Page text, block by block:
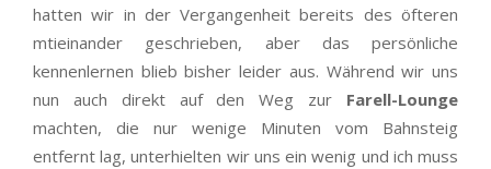
hatten wir in der Vergangenheit bereits des öfteren
mtieinander geschrieben, aber das persönliche
kennenlernen blieb bisher leider aus. Während wir uns
nun auch direkt auf den Weg zur Farell-Lounge
machten, die nur wenige Minuten vom Bahnsteig
entfernt lag, unterhielten wir uns ein wenig und ich muss